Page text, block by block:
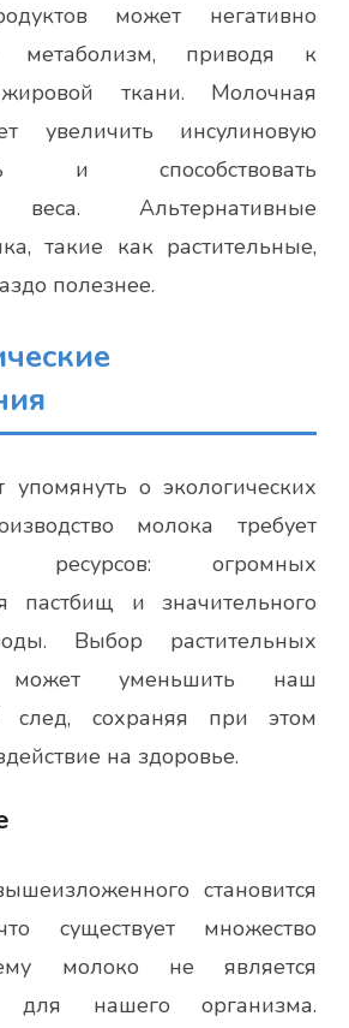
может негативно
метаболизм, приводя к
ткани. Молочная
увеличить инсулиновую
и способствовать
веса. Альтернативные
такие как растительные,
полезнее.
упомянуть о экологических
молока требует
ресурсов: огромных
пастбищ и значительного
Выбор растительных
может уменьшить наш
след, сохраняя при этом
на здоровье.
становится
существует множество
молоко не является
для нашего организма.